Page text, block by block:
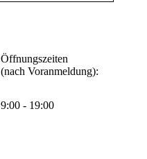
Öffnungszeiten
(nach Voranmeldung):
9:00 - 19:00